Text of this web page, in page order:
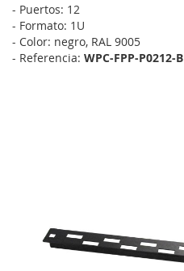
- Puertos: 12
- Formato: 1U
- Color: negro, RAL 9005
- Referencia: WPC-FPP-P0212-B